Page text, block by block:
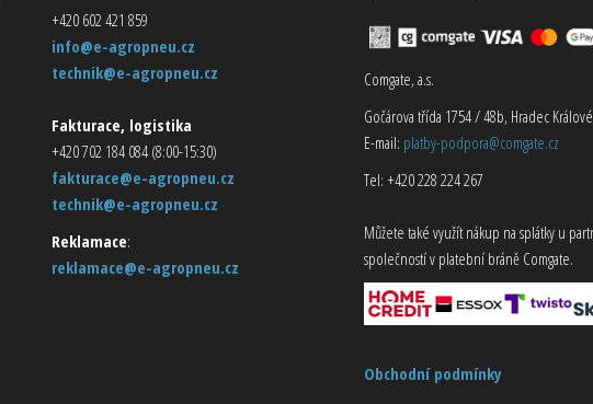
+420 602 421 859
info@e-agropneu.cz
technik@e-agropneu.cz
Fakturace, logistika
+420 702 184 084 (8:00-15:30)
fakturace@e-agropneu.cz
technik@e-agropneu.cz
Reklamace:
reklamace@e-agropneu.cz
Comgate, a.s.
Gočárova třída 1754 / 48b, Hradec Králové
E-mail: platby-podpora@comgate.cz
Tel: +420 228 224 267
Můžete také využít nákup na splátky u
společností v platební bráně Comgate.
Obchodní podmínky